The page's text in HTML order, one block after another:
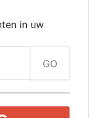
in uw
GO